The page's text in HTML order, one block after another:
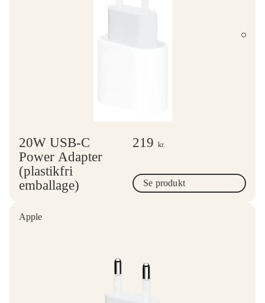
20W USB-C
Power Adapter
(plastikfri
emballage)
219 kr.
Se produkt
Apple